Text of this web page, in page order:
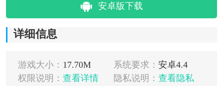
安卓版下载
详细信息
游戏大小： 17.70M 系统要求： 安卓4.4
权限说明： 查看详情 隐私说明： 查看隐私